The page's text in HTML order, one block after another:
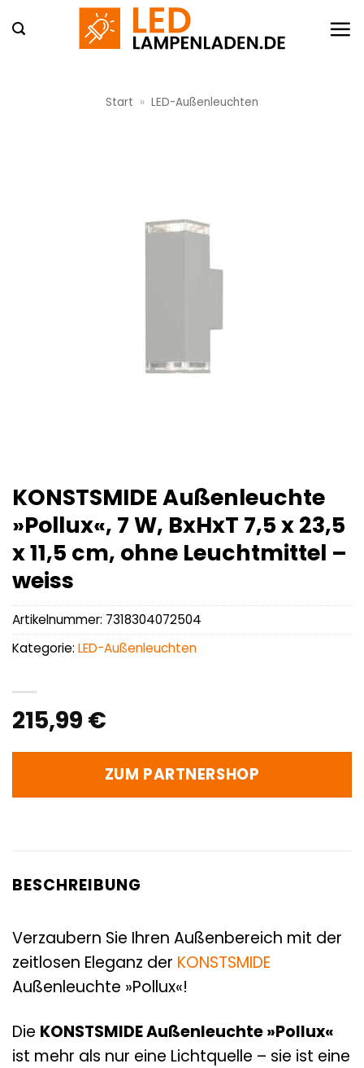
Inhalt
Start » LED-Außenleuchten
KONSTSMIDE Außenleuchte
»Pollux«, 7 W, BxHxT 7,5 x 23,5
x 11,5 cm, ohne Leuchtmittel –
weiss
215,99 €
ZUM PARTNERSHOP
Artikelnummer: 7318304072504
Kategorie: LED-Außenleuchten
BESCHREIBUNG
Verzaubern Sie Ihren Außenbereich mit der
zeitlosen Eleganz der KONSTSMIDE
Außenleuchte »Pollux«!
Die KONSTSMIDE Außenleuchte »Pollux«
ist mehr als nur eine Lichtquelle – sie ist eine